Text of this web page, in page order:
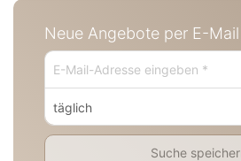
Neue Angebote per E-
täglich
Suche